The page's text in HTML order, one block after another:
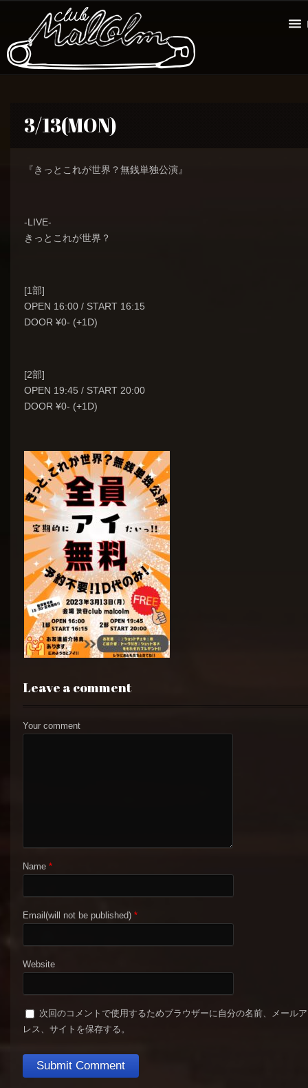
3/13(MON)
『きっとこれが世界？無銭単独公演』
-LIVE-
きっとこれが世界？
[1部]
OPEN 16:00 / START 16:15
DOOR ¥0- (+1D)
[2部]
OPEN 19:45 / START 20:00
DOOR ¥0- (+1D)
Leave a comment
Your comment
Name *
Email(will not be published) *
Website
次回のコメントで使用するためブラウザーに自分の名前、メール
レス、サイトを保存する。